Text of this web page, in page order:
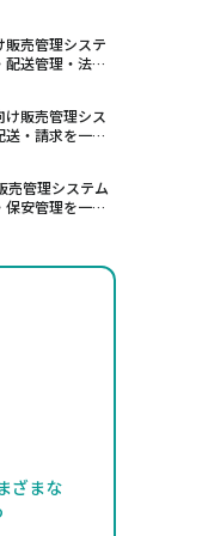
組み
売管理システ
送管理・法令
み
販売管理シス
・請求を一元
売管理システム
保安管理を一元
ざまな